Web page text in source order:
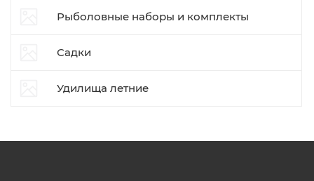
Рыболовные наборы и комплекты
Садки
Удилища летние